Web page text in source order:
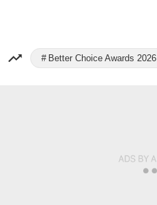
Better Choice Awards 2026